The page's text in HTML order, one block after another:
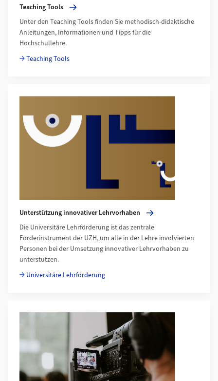
Teaching Tools
Unter den Teaching Tools finden Sie methodisch-didaktische
Anleitungen, Informationen und Tipps für die
Hochschullehre.
Teaching Tools
Unterstützung innovativer Lehrvorhaben
Die Universitäre Lehrförderung ist das zentrale
Förderinstrument der UZH, um alle in der Lehre involvierten
Personen bei der Umsetzung innovativer Lehrvorhaben zu
unterstützen.
Universitäre Lehrförderung
Mehr zu Geräte für Audio- und Videoproduktionen